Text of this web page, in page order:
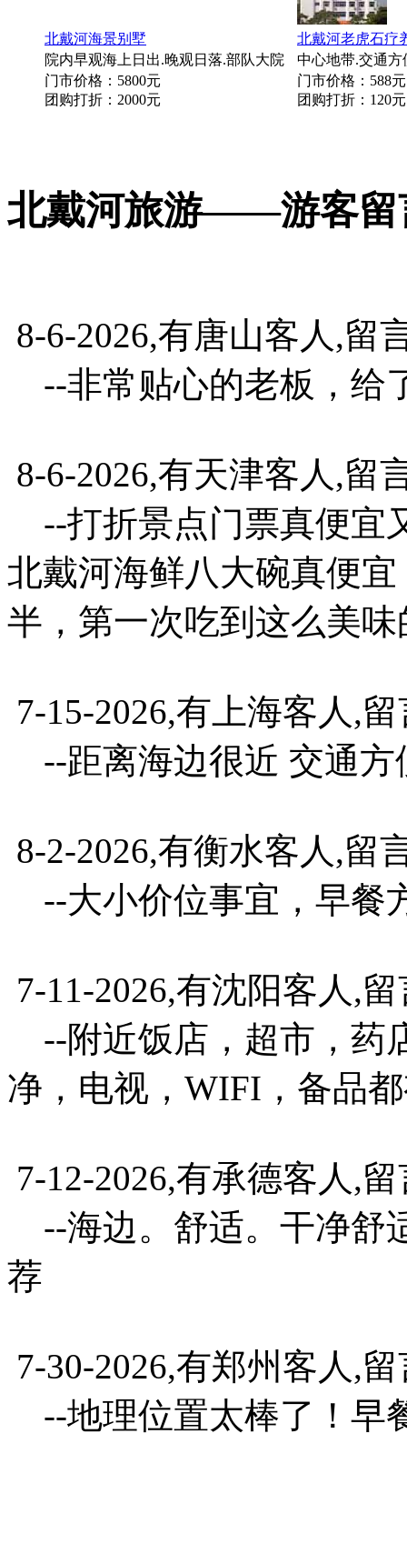
北戴河海景别墅
北戴河老虎石疗
院内早观海上日出.晚观日落.部队大院
中心地带.交通
门市价格：5800元
团购打折：2000元
门市价格：588元
团购打折：120元
北戴河旅游——游客留
8-6-2026,有唐山客人,留
--非常贴心的老板，给
8-6-2026,有天津客人,留
--打折景点门票真便宜
北戴河海鲜八大碗真便
半，第一次吃到这么美
7-15-2026,有上海客人,
--距离海边很近 交通方
8-2-2026,有衡水客人,留
--大小价位事宜，早餐
7-11-2026,有沈阳客人,
--附近饭店，超市，药
净，电视，WIFI，备品
7-12-2026,有承德客人,
--海边。舒适。干净舒
荐
7-30-2026,有郑州客人,
--地理位置太棒了！早